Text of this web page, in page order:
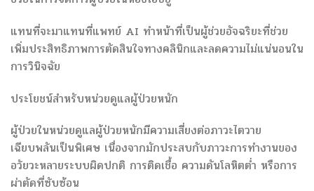
แทนที่จะมาแทนที่แพทย์ AI ทำหน้าที่เป็นผู้ช่วยอัจฉริยะที่ช่วย
เพิ่มประสิทธิภาพการตัดสินใจทางคลินิกและลดความไม่แน่นอนใน
การวินิจฉัย
ประโยชน์สำหรับหน่วยดูแลผู้ป่วยหนัก
ผู้ป่วยในหน่วยดูแลผู้ป่วยหนักมีความเสี่ยงต่อภาวะไตวาย
เฉียบพลันเป็นพิเศษ เนื่องจากมักประสบกับภาวะการทำงานของ
อวัยวะหลายระบบผิดปกติ การติดเชื้อ ความดันโลหิตต่ำ หรือการ
ผ่าตัดที่ซับซ้อน